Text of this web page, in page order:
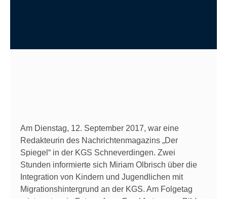
Am Dienstag, 12. September 2017, war eine
Redakteurin des Nachrichtenmagazins „Der
Spiegel“ in der KGS Schneverdingen. Zwei
Stunden informierte sich Miriam Olbrisch über die
Integration von Kindern und Jugendlichen mit
Migrationshintergrund an der KGS. Am Folgetag